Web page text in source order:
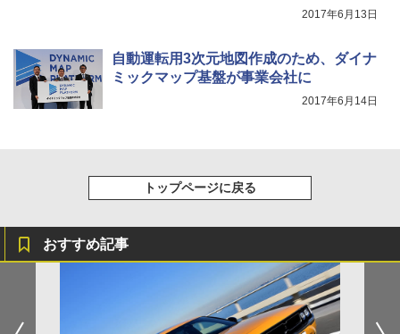
2017年6月13日
自動運転用3次元地図作成のため、ダイナ
ミックマップ基盤が事業会社に
2017年6月14日
トップページに戻る
おすすめ記事